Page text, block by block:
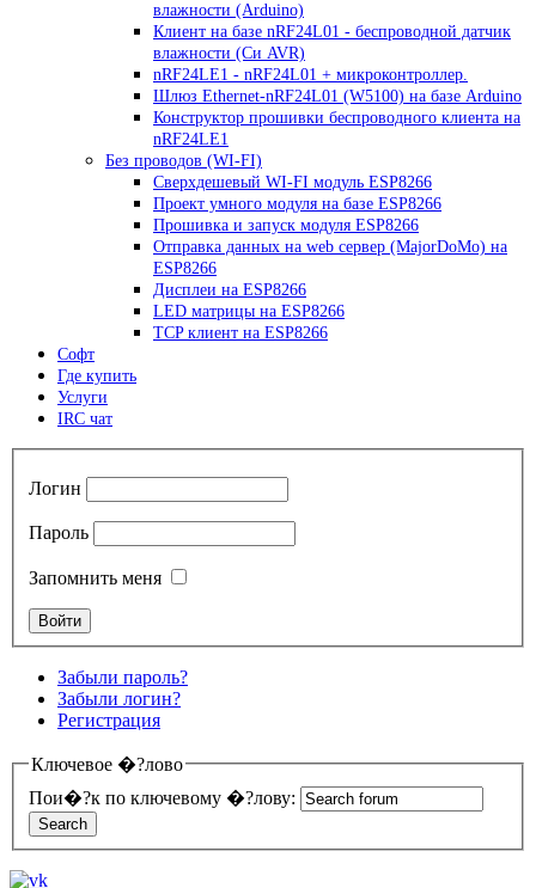
влажности (Arduino)
Клиент на базе nRF24L01 - беспроводной датчик
влажности (Си AVR)
nRF24LE1 - nRF24L01 + микроконтроллер.
Шлюз Ethernet-nRF24L01 (W5100) на базе Arduino
Конструктор прошивки беспроводного клиента на
nRF24LE1
Без проводов (WI-FI)
Сверхдешевый WI-FI модуль ESP8266
Проект умного модуля на базе ESP8266
Прошивка и запуск модуля ESP8266
Отправка данных на web сервер (MajorDoMo) на
ESP8266
Дисплеи на ESP8266
LED матрицы на ESP8266
TCP клиент на ESP8266
Софт
Где купить
Услуги
IRC чат
Логин
Пароль
Запомнить меня
Забыли пароль?
Забыли логин?
Регистрация
Ключевое �?лово
Пои�?к по ключевому �?лову: